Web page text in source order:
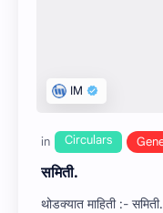
समिती.
थोडक्यात माहिती :- समिती. शासन निर्णय विभागीय, जिल्हा व तहसिल